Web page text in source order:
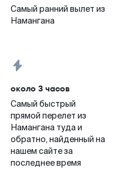
Самый ранний вылет из
Намангана
около 3 часов
Самый быстрый
прямой перелет из
Намангана туда и
обратно, найденный на
нашем сайте за
последнее время